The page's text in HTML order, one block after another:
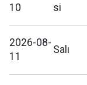
10
si
2026-08-
11
Salı